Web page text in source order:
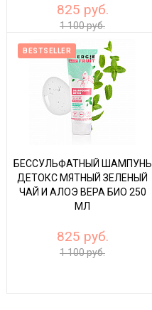
825 руб.
1 100 руб.
BESTSELLER
БЕССУЛЬФАТНЫЙ ШАМПУНЬ
ДЕТОКС МЯТНЫЙ ЗЕЛЕНЫЙ
ЧАЙ И АЛОЭ ВЕРА БИО 250
МЛ
825 руб.
1 100 руб.